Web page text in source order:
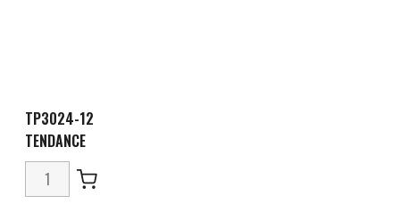
TP3024-12
TENDANCE